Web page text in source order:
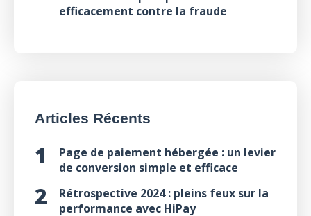
efficacement contre la fraude
Articles Récents
Page de paiement hébergée : un levier
de conversion simple et efficace
Rétrospective 2024 : pleins feux sur la
performance avec HiPay